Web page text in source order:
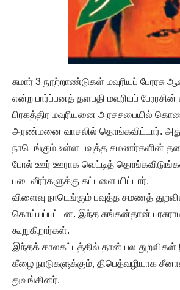
சுமார் 3 நூற்றாண்டுகள் மவுரியப்
என்ற பார்ப்பனத் தளபதி மவுரியப்
பிரகத்திர மவுரியனை அரசசபையில்
அரண்மனை வாசலில் தொங்கவிட்டார்.
நாடெங்கும் உள்ள பவுத்த சமணர்களின்
போல் ஊர் ஊராக வெட்டித்
படைவீரர்களுக்கு கட்டளை யிட்டார்.
விளைவு நாடெங்கும் பவுத்த சமணத்
கொய்யப்பட்டன. இந்த சுங்கன்தான்
கூறுகிறார்கள்.
இந்தக் காலகட்டத்தில் தான் பல
கீழை நாடுகளுக்கும், திபெத்வழியாக
துவங்கினர்.